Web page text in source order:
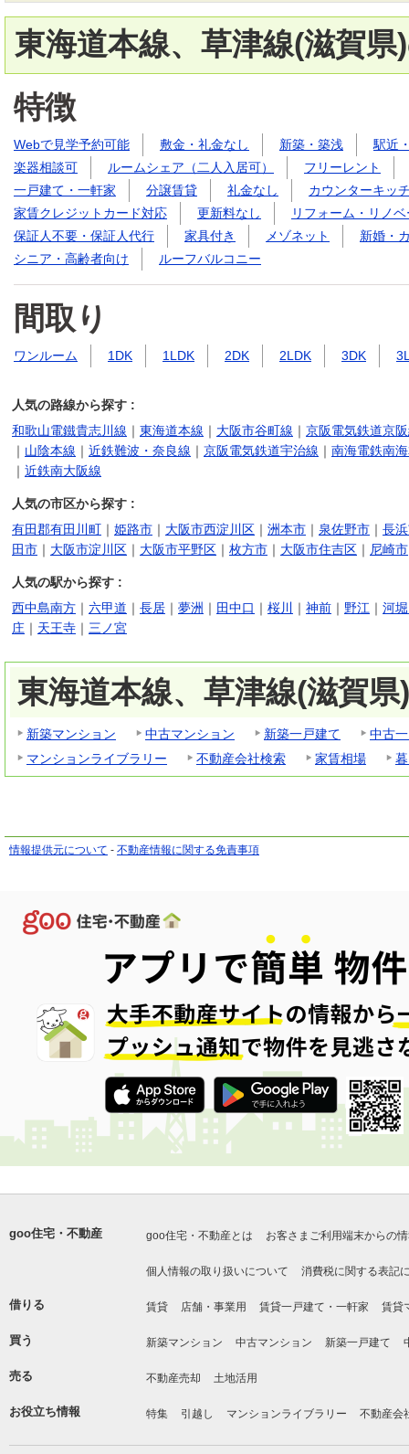
東海道本線、草津線(滋賀
特徴
Webで見学予約可能 敷金・礼金なし 新築・築浅
駅近
楽器相談可
ルームシェア（二人入居可）
フリーレント
一戸建て・一軒家
分譲賃貸 礼金なし
カウンターキッ
家賃クレジットカード対応
更新料なし
リフォーム・リノ
保証人不要・保証人代行
家具付き メゾネット
新婚・
シニア・高齢者向け
ルーフバルコニー
間取り
ワンルーム 1DK 1LDK 2DK 2LDK 3DK
人気の路線から探す :
和歌山電鐵貴志川線 ｜ 東海道本線 ｜ 大阪市谷町線 ｜ 京阪電気鉄道京
｜ 山陰本線 ｜ 近鉄難波・奈良線 ｜ 京阪電気鉄道宇治線 ｜ 南海電鉄南
｜ 近鉄南大阪線
人気の市区から探す :
有田郡有田川町 ｜ 姫路市 ｜ 大阪市西淀川区 ｜ 洲本市 ｜ 泉佐野市 ｜ 長
田市 ｜ 大阪市淀川区 ｜ 大阪市平野区 ｜ 枚方市 ｜ 大阪市住吉区 ｜ 尼崎市
人気の駅から探す :
西中島南方 ｜ 六甲道 ｜ 長居 ｜ 夢洲 ｜ 田中口 ｜ 桜川 ｜ 神前 ｜ 野江 ｜ 河
庄 ｜ 天王寺 ｜ 三ノ宮
東海道本線、草津線(滋賀
新築マンション 中古マンション 新築一戸建て
中古
マンションライブラリー
不動産会社検索 家賃相場
情報提供元について - 不動産情報に関する免責事項
goo住宅・不動産 goo住宅・不動産とは お客さまご利用端末からの
個人情報の取り扱いについて 消費税に関する表記
借りる 賃貸 店舗・事業用 賃貸一戸建て・一軒家 賃貸
買う 新築マンション 中古マンション 新築一戸建て
売る 不動産売却 土地活用
お役立ち情報 特集 引越し マンションライブラリー 不動産会